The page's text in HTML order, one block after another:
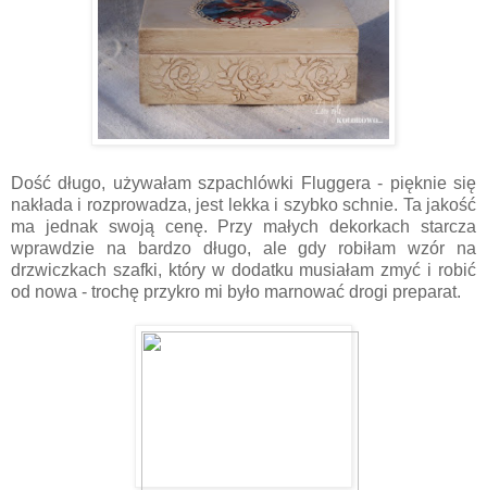
Dość długo, używałam szpachlówki Fluggera - pięknie się
nakłada i rozprowadza, jest lekka i szybko schnie. Ta jakość
ma jednak swoją cenę. Przy małych dekorkach starcza
wprawdzie na bardzo długo, ale gdy robiłam wzór na
drzwiczkach szafki, który w dodatku musiałam zmyć i robić
od nowa - trochę przykro mi było marnować drogi preparat.